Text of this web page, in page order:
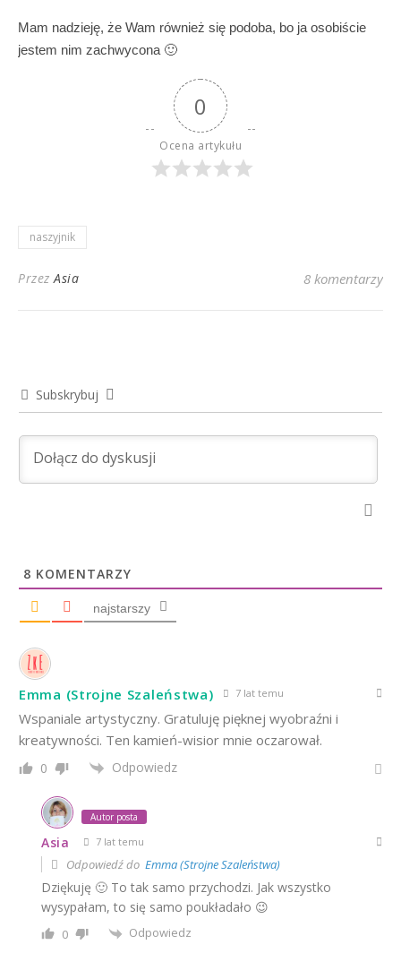
Mam nadzieję, że Wam również się podoba, bo ja osobiście
jestem nim zachwycona 🙂
0
Ocena artykułu
naszyjnik
PrzezAsia 8 komentarzy
Subskrybuj
8 KOMENTARZY
najstarszy
Emma (Strojne Szaleństwa) 7 lat temu
Wspaniale artystyczny. Gratuluję pięknej wyobraźni i
kreatywności. Ten kamień-wisior mnie oczarował.
0 Odpowiedz
Autor posta
Asia 7 lat temu
Odpowiedź do Emma (Strojne Szaleństwa)
Dziękuję 🙂 To tak samo przychodzi. Jak wszystko
wysypałam, to się samo poukładało 😉
0 Odpowiedz